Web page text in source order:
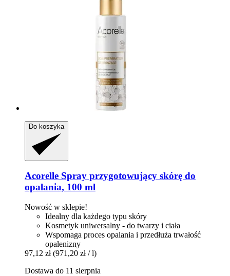
Do koszyka
Acorelle Spray przygotowujący skórę do
opalania, 100 ml
Nowość w sklepie!
Idealny dla każdego typu skóry
Kosmetyk uniwersalny - do twarzy i ciała
Wspomaga proces opalania i przedłuża trwałość
opalenizny
97,12 zł (971,20 zł / l)
Dostawa do 11 sierpnia